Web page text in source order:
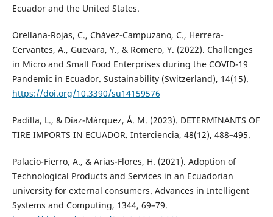
Ecuador and the United States.
Orellana-Rojas, C., Chávez-Campuzano, C., Herrera-
Cervantes, A., Guevara, Y., & Romero, Y. (2022). Challenges
in Micro and Small Food Enterprises during the COVID-19
Pandemic in Ecuador. Sustainability (Switzerland), 14(15).
https://doi.org/10.3390/su14159576
Padilla, L., & Díaz-Márquez, Á. M. (2023). DETERMINANTS OF
TIRE IMPORTS IN ECUADOR. Interciencia, 48(12), 488–495.
Palacio-Fierro, A., & Arias-Flores, H. (2021). Adoption of
Technological Products and Services in an Ecuadorian
university for external consumers. Advances in Intelligent
Systems and Computing, 1344, 69–79.